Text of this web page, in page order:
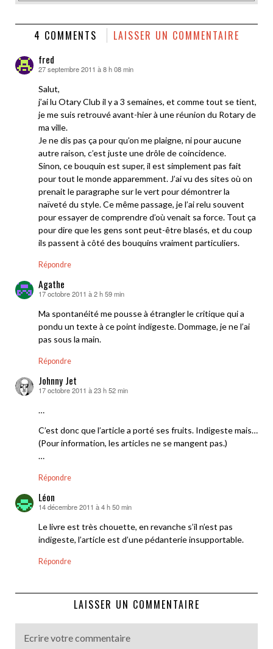
4 COMMENTS LAISSER UN COMMENTAIRE
fred
dit :
27 septembre 2011 à 8 h 08 min
Salut,
j’ai lu Otary Club il y a 3 semaines, et comme tout se tient,
je me suis retrouvé avant-hier à une réunion du Rotary de
ma ville.
Je ne dis pas ça pour qu’on me plaigne, ni pour aucune
autre raison, c’est juste une drôle de coincidence.
Sinon, ce bouquin est super, il est simplement pas fait
pour tout le monde apparemment. J’ai vu des sites où on
prenait le paragraphe sur le vert pour démontrer la
naïveté du style. Ce même passage, je l’ai relu souvent
pour essayer de comprendre d’où venait sa force. Tout ça
pour dire que les gens sont peut-être blasés, et du coup
ils passent à côté des bouquins vraiment particuliers.
Répondre
Agathe
dit :
17 octobre 2011 à 2 h 59 min
Ma spontanéité me pousse à étrangler le critique qui a
pondu un texte à ce point indigeste. Dommage, je ne l’ai
pas sous la main.
Répondre
Johnny Jet
dit :
17 octobre 2011 à 23 h 52 min
…
C’est donc que l’article a porté ses fruits. Indigeste mais…
(Pour information, les articles ne se mangent pas.)
…
Répondre
Léon
dit :
14 décembre 2011 à 4 h 50 min
Le livre est très chouette, en revanche s’il n’est pas
indigeste, l’article est d’une pédanterie insupportable.
Répondre
LAISSER UN COMMENTAIRE